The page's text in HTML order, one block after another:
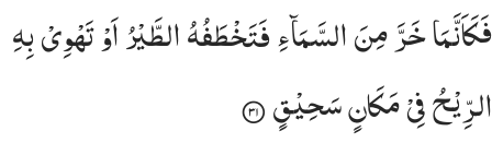
فَكَاَنَّمَاخَرَّمِنَالسَّمَآءِفَتَخْطَفُهُالطَّیْرُاَوْتَهْوِیْبِهِ
الرِّیْحُفِیْمَكَانٍسَحِیْقٍ